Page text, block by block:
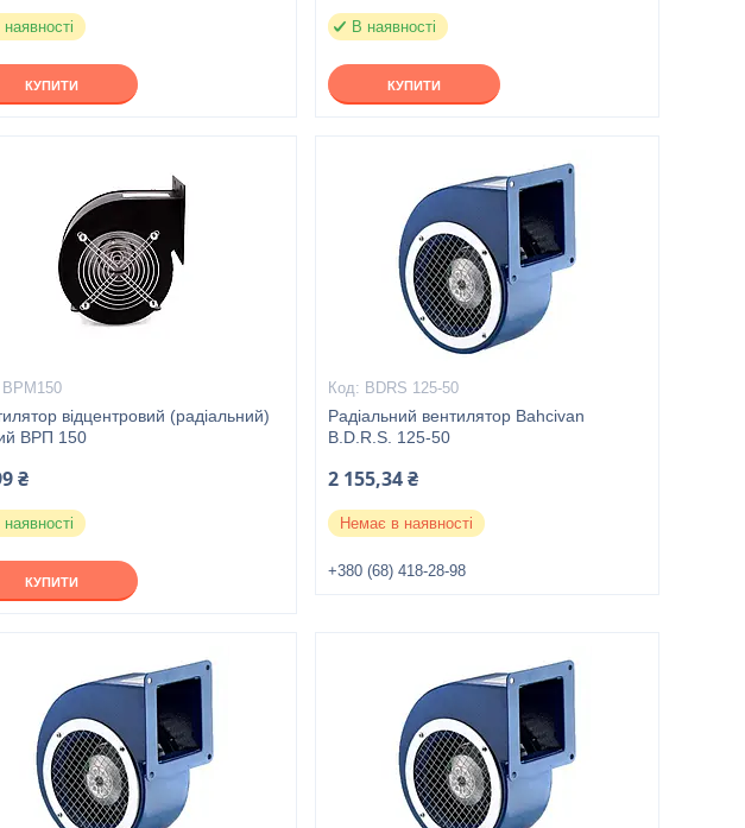
наявності
КУПИТИ
В наявності
КУПИТИ
ВРМ150
відцентровий (радіальний)
ВРП 150
₴
наявності
КУПИТИ
BDRS 125-50
Радіальний вентилятор Bahcivan
B.D.R.S. 125-50
2 155,34 ₴
Немає в наявності
+380 (68) 418-28-98